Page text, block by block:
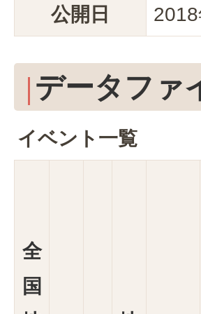
公開日
データファ
イベント一覧
全
国